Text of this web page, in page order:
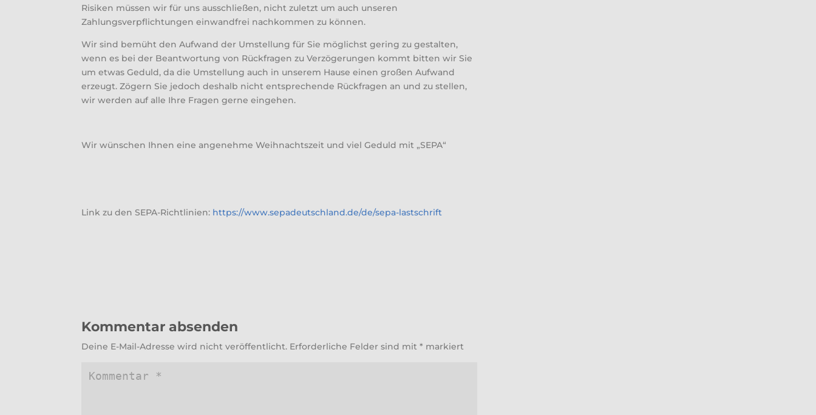
Risiken müssen wir für uns ausschließen, nicht zuletzt um auch unseren
Zahlungsverpflichtungen einwandfrei nachkommen zu können.
Wir sind bemüht den Aufwand der Umstellung für Sie möglichst gering zu gestalten,
wenn es bei der Beantwortung von Rückfragen zu Verzögerungen kommt bitten wir Sie
um etwas Geduld, da die Umstellung auch in unserem Hause einen großen Aufwand
erzeugt. Zögern Sie jedoch deshalb nicht entsprechende Rückfragen an und zu stellen,
wir werden auf alle Ihre Fragen gerne eingehen.
Wir wünschen Ihnen eine angenehme Weihnachtszeit und viel Geduld mit „SEPA“
Link zu den SEPA-Richtlinien: https://www.sepadeutschland.de/de/sepa-lastschrift
Kommentar absenden
Deine E-Mail-Adresse wird nicht veröffentlicht. Erforderliche Felder sind mit* markiert